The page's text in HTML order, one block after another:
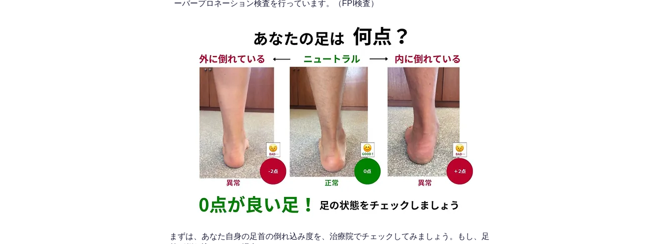
ーバープロネーション検査を行っています。（FPI検査）​
​まずは、あなた自身の足首の倒れ込み度を、治療院でチェックしてみましょう。もし、足